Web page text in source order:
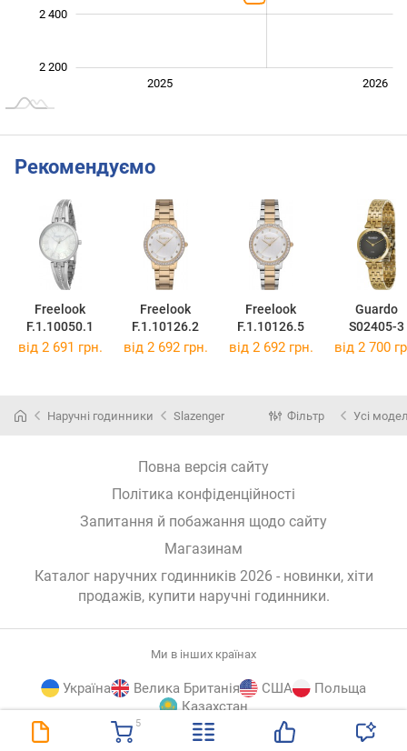
5
2 200
2 400
2026
2025
Рекомендуємо
Freelook
F.1.10050.1
Freelook
F.1.10126.2
Freelook
F.1.10126.5
Guardo
S02405-3
від 2 691 грн. від 2 692 грн. від 2 692 грн. від 2 700
Наручні годинники Slazenger Фільтр Усі
Повна версія сайту
Політика конфіденційності
Запитання й побажання щодо сайту
Магазинам
Каталог наручних годинників 2026 - новинки, хіти
продажів, купити наручні годинники.
Ми в інших країнах
Україна Велика Британія США
Польща
Казахстан